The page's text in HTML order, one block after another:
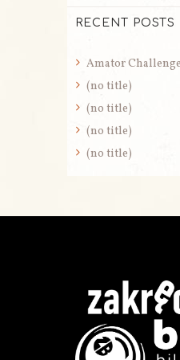
RECENT POSTS
Amator
(no title)
(no title)
(no title)
(no title)